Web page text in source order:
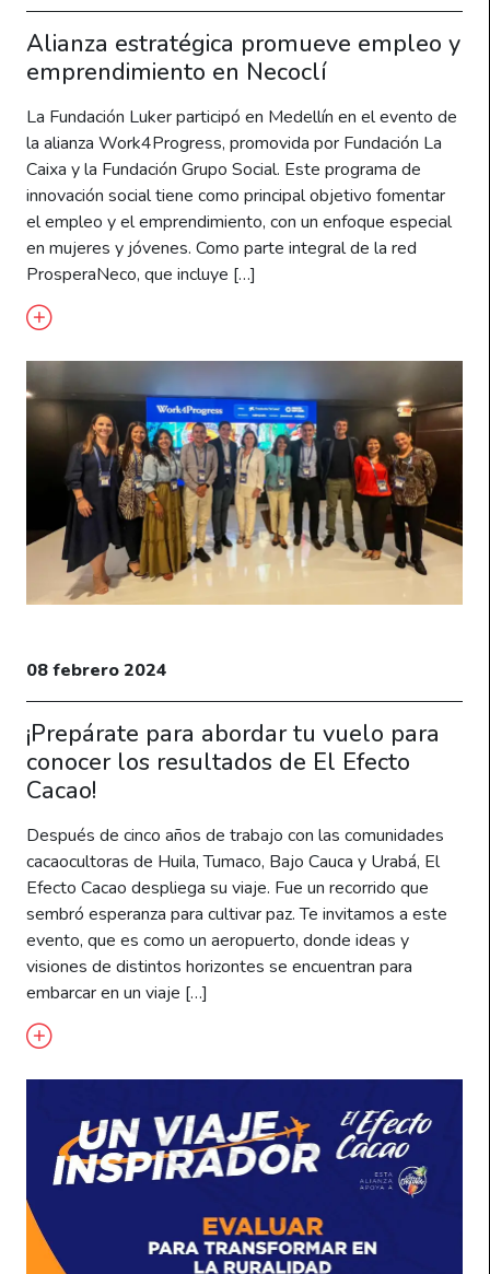
Alianza estratégica promueve empleo y
emprendimiento en Necoclí
La Fundación Luker participó en Medellín en el evento de
la alianza Work4Progress, promovida por Fundación La
Caixa y la Fundación Grupo Social. Este programa de
innovación social tiene como principal objetivo fomentar
el empleo y el emprendimiento, con un enfoque especial
en mujeres y jóvenes. Como parte integral de la red
ProsperaNeco, que incluye […]
08 febrero 2024
¡Prepárate para abordar tu vuelo para
conocer los resultados de El Efecto
Cacao!
Después de cinco años de trabajo con las comunidades
cacaocultoras de Huila, Tumaco, Bajo Cauca y Urabá, El
Efecto Cacao despliega su viaje. Fue un recorrido que
sembró esperanza para cultivar paz. Te invitamos a este
evento, que es como un aeropuerto, donde ideas y
visiones de distintos horizontes se encuentran para
embarcar en un viaje […]